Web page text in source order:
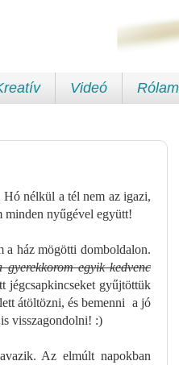
Videó Rólam
Hó nélkül a tél nem az igazi,
minden nyűgével együtt!
a ház mögötti domboldalon.
gyerekkorom egyik kedvenc
jégcsapkincseket gyűjtöttük
átöltözni, és bemenni a jó
visszagondolni! :)
Az elmúlt napokban